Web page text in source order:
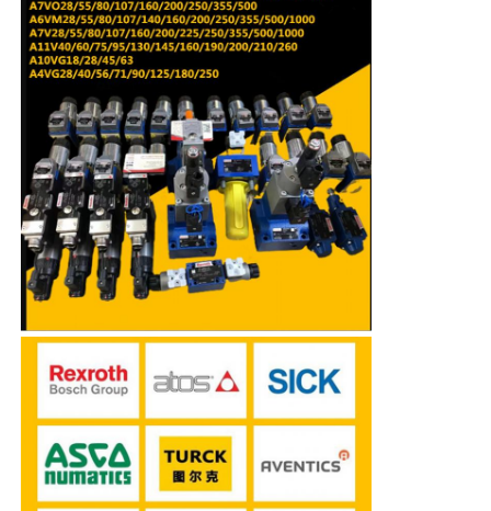
Nowości
Sprawy
Poproś o wycenę
Pompa hydrauliczna Rexroth
Pompa hydrauliczna Vickers
Zawór hydrauliczny Rexroth